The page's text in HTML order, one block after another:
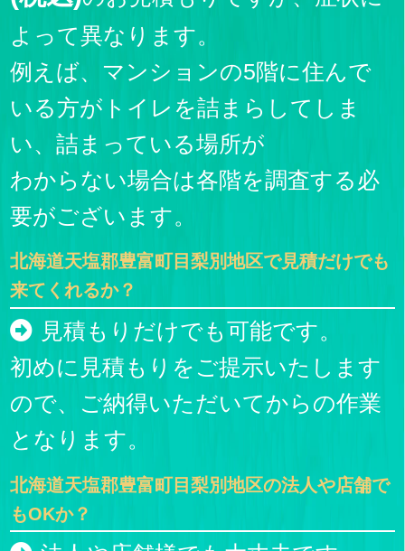
よって異なります。
例えば、マンションの5階に住んで
いる方がトイレを詰まらしてしま
い、詰まっている場所が
わからない場合は各階を調査する必
要がございます。
北海道天塩郡豊富町目梨別地区で見積だけでも
来てくれるか？
見積もりだけでも可能です。
初めに見積もりをご提示いたします
ので、ご納得いただいてからの作業
となります。
北海道天塩郡豊富町目梨別地区の法人や店舗で
もOKか？